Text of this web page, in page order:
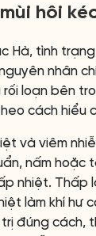
hôi
Hà, tình
nhân
rối loạn bên
cách hiểu
và viêm
nấm hoặc
nhiệt. Thấp
làm khí hư
đúng cách,